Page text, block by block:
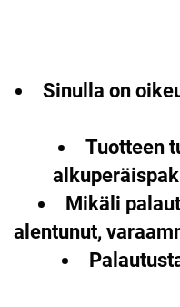
Sinulla on
Tuotteen
Mikäli
alentunut,